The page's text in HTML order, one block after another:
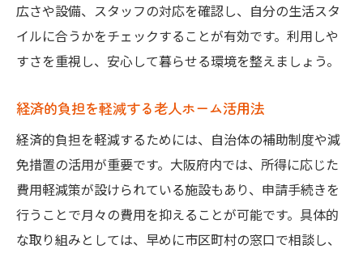
広さや設備、スタッフの対応を確認し、自分の生活スタ
イルに合うかをチェックすることが有効です。利用しや
すさを重視し、安心して暮らせる環境を整えましょう。
経済的負担を軽減する老人ホーム活用法
経済的負担を軽減するためには、自治体の補助制度や減
免措置の活用が重要です。大阪府内では、所得に応じた
費用軽減策が設けられている施設もあり、申請手続きを
行うことで月々の費用を抑えることが可能です。具体的
な取り組みとしては、早めに市区町村の窓口で相談し、